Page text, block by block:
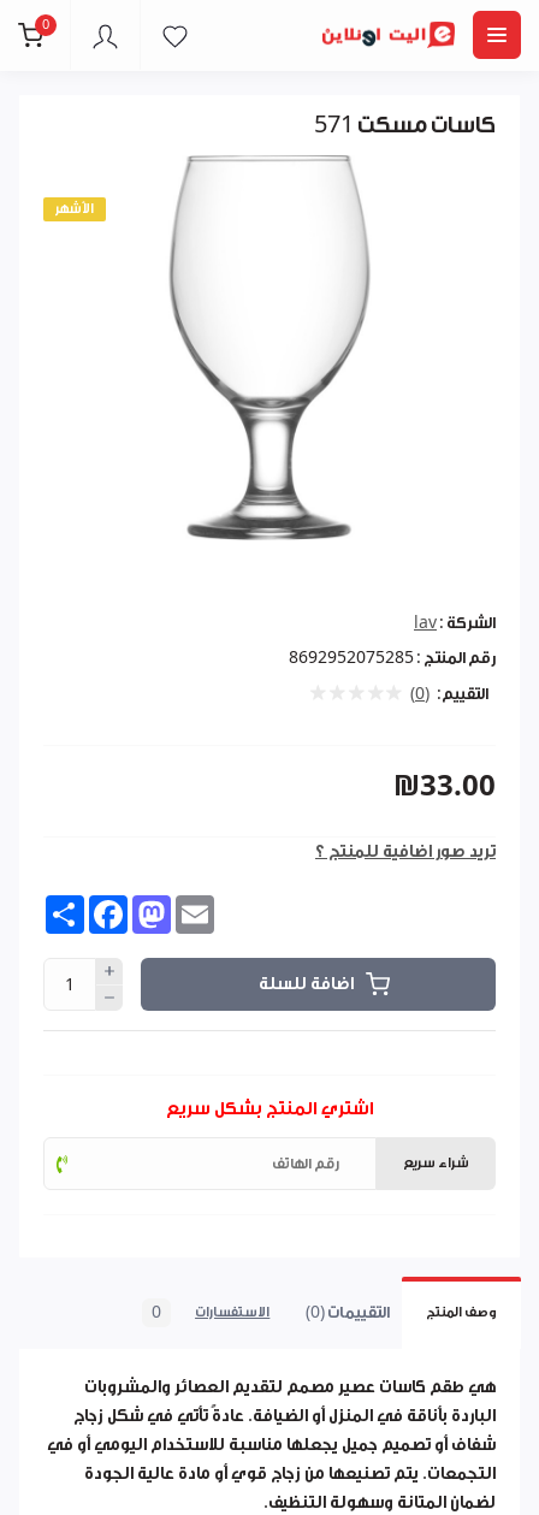
0
كاسات مسكت 571
الأشهر
الشركة : lav
رقم المنتج : 8692952075285
التقييم: (0)
₪33.00
تريد صور اضافية للمنتج ؟
Share FacebookMastodon
اضافة للسلة
اشتري المنتج بشكل سريع
شراء سريع
وصف المنتج التقييمات (0) الاستفسارات 0
هي طقم كاسات عصير مصمم لتقديم العصائر والمشروبات
الباردة بأناقة في المنزل أو الضيافة. عادةً تأتي في شكل زجاج
شفاف أو تصميم جميل يجعلها مناسبة للاستخدام اليومي أو في
التجمعات. يتم تصنيعها من زجاج قوي أو مادة عالية الجودة
لضمان المتانة وسهولة التنظيف.